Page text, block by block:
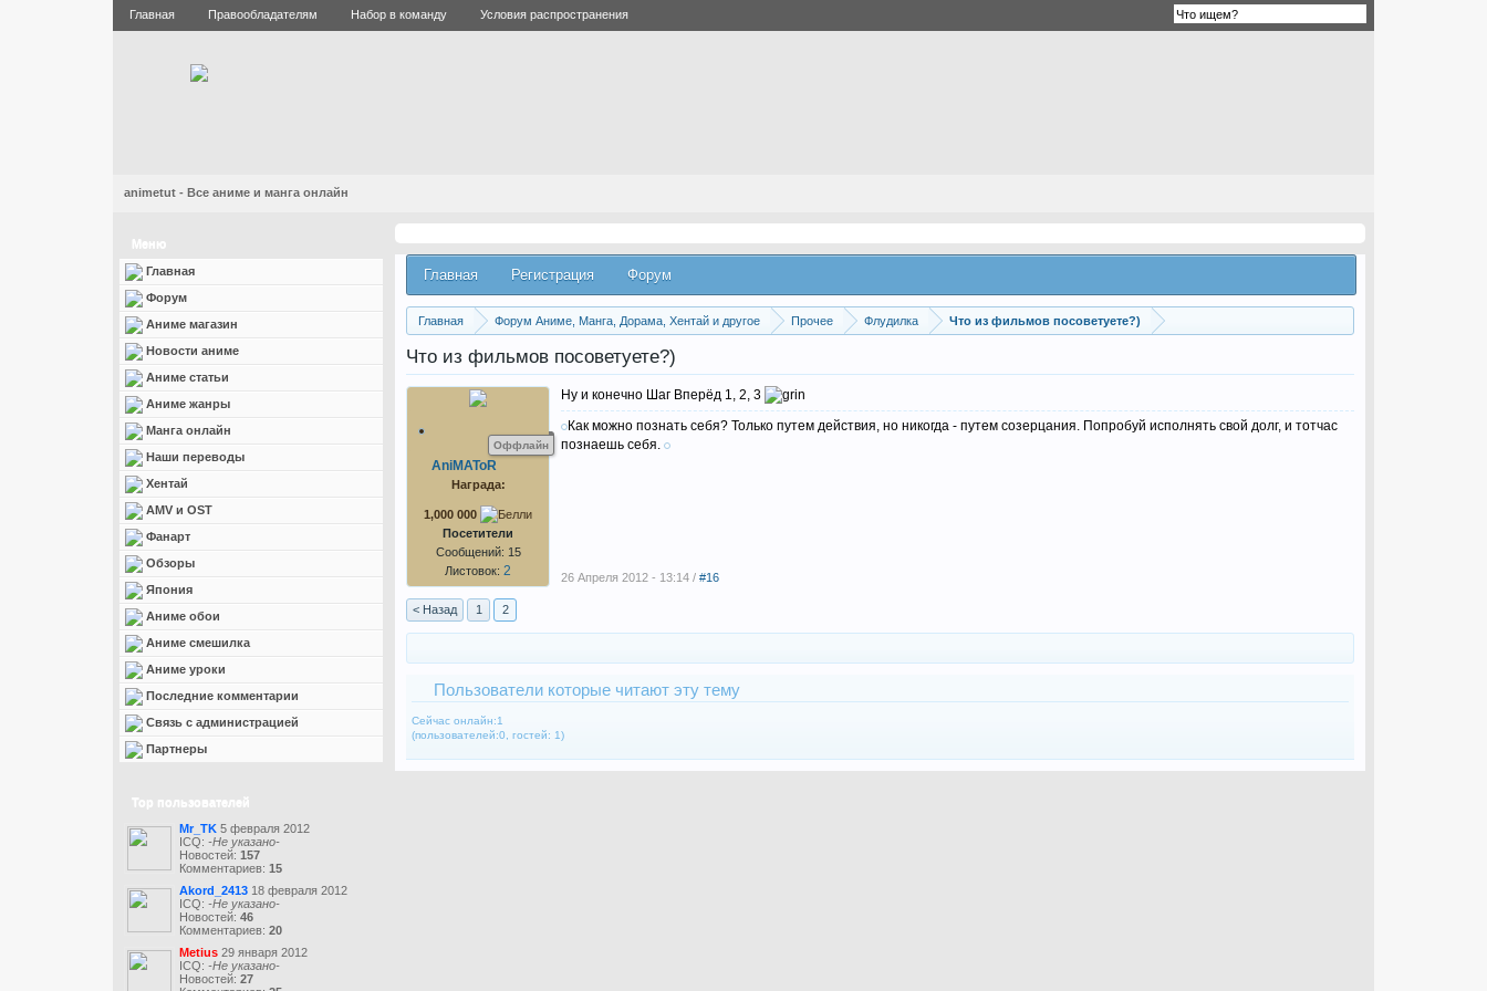
Главная Правообладателям Набор в команду Условия распространения
animetut - Все аниме и манга онлайн
Меню
Главная
Форум
Аниме магазин
Новости аниме
Аниме статьи
Аниме жанры
Манга онлайн
Наши переводы
Хентай
AMV и OST
Фанарт
Обзоры
Япония
Аниме обои
Аниме смешилка
Аниме уроки
Последние комментарии
Связь с администрацией
Партнеры
Top пользователей
Mr_TK 5 февраля 2012
ICQ: -Не указано-
Новостей: 157
Комментариев: 15
Akord_2413 18 февраля 2012
ICQ: -Не указано-
Новостей: 46
Комментариев: 20
Metius 29 января 2012
ICQ: -Не указано-
Новостей: 27
Главная Регистрация Форум
Главная Форум Аниме, Манга, Дорама, Хентай и другое Прочее Флудилка Что из фильмов посоветуете?)
Что из фильмов посоветуете?)
Оффлайн
AniMAToR
Награда:
1,000 000
Посетители
Сообщений: 15
Листовок: 2
Ну и конечно Шаг Вперёд 1, 2, 3
Как можно познать себя? Только путем действия, но никогда - путем созерцания. Попробуй исполнять свой долг, и тотчас
познаешь себя.
26 Апреля 2012 - 13:14 / #16
< Назад 1 2
Пользователи которые читают эту тему
Сейчас онлайн:1
(пользователей:0, гостей: 1)